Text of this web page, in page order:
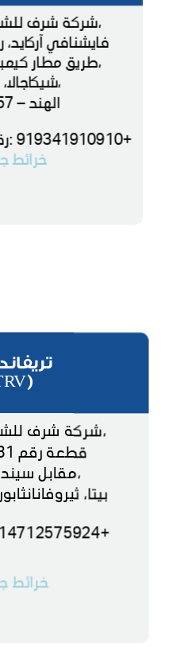
،شركة شرف
فايشنافي آركايد، رقم 3،
،طريق مطار
الهند – 562157
+919341910910 :رقم الهاتف المتحرك
خرائط
(TRV)
،شركة شرف
قطعة رقم 31 / 575 (1)
،مقابل
بيتا، ثيروفانانثابورام
+914712575924 :رقم الهاتف
خرائط